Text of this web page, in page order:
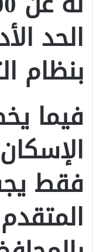
الحد
بنظام
فيما
فقط